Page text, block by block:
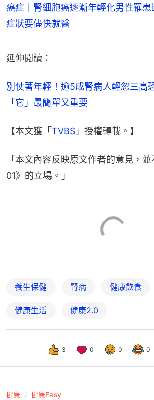
癌症｜腎細胞癌逐漸年輕化男性罹
症狀要儘快就醫
延伸閱讀：
別仗著年輕！逾5成腎病人輕忽三高
「它」最簡單又重要
【本文獲「TVBS 」授權轉載。】
「本文內容反映原文作者的意見，
01》的立場。」
養生保健 腎病 健康飲食
健康生活 健康2.0
3 0 0 0
健康 健康Easy